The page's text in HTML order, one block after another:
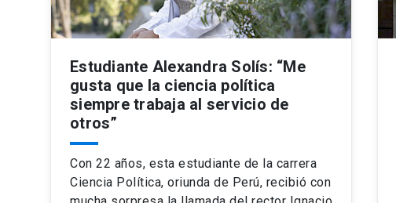
Estudiante Alexandra Solís: “Me
gusta que la ciencia política
siempre trabaja al servicio de
otros”
Con 22 años, esta estudiante de la carrera
Ciencia Política, oriunda de Perú, recibió con